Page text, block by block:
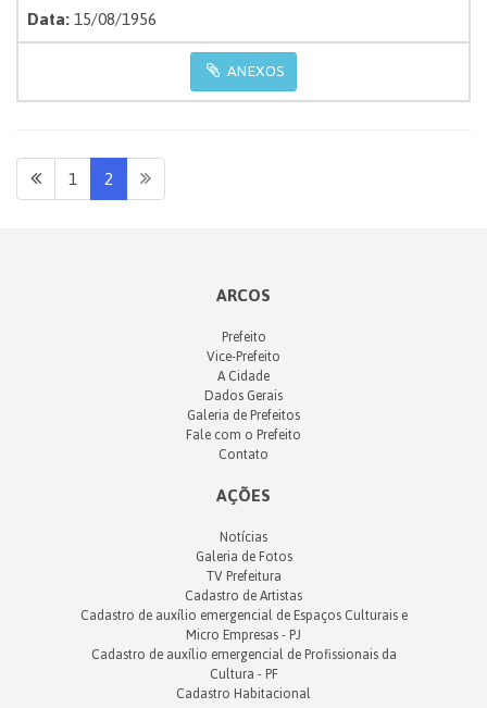
Data:15/08/1956
ANEXOS
1 2
ARCOS
Prefeito
Vice-Prefeito
A Cidade
Dados Gerais
Galeria de Prefeitos
Fale com o Prefeito
Contato
AÇÕES
Notícias
Galeria de Fotos
TV Prefeitura
Cadastro de Artistas
Cadastro de auxílio emergencial de Espaços Culturais e
Micro Empresas - PJ
Cadastro de auxílio emergencial de Profissionais da
Cultura - PF
Cadastro Habitacional